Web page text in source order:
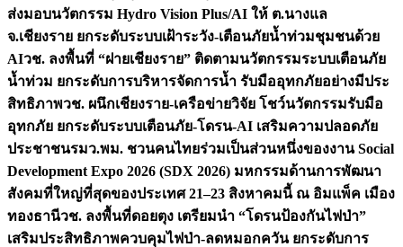
ส่งมอบนวัตกรรม Hydro Vision Plus/AI ให้ ต.นางแล
จ.เชียงราย ยกระดับระบบเฝ้าระวัง-เตือนภัยน้ำท่วมชุมชนด้วย
AIวช. ลงพื้นที่ “ฝายเชียงราย” ติดตามนวัตกรรมระบบเตือนภัย
น้ำท่วม ยกระดับการบริหารจัดการน้ำ รับมืออุทกภัยอย่างมีประ
สิทธิภาพวช. ผนึกเชียงราย-เครือข่ายวิจัย โชว์นวัตกรรมรับมือ
อุทกภัย ยกระดับระบบเตือนภัย-โดรน-AI เสริมความปลอดภัย
ประชาชนรมว.พม. ชวนคนไทยร่วมเป็นส่วนหนึ่งของงาน Social
Development Expo 2026 (SDX 2026) มหกรรมด้านการพัฒนา
สังคมที่ใหญ่ที่สุดของประเทศ 21–23 สิงหาคมนี้ ณ อิมแพ็ค เมือง
ทองธานีวช. ลงพื้นที่ดอยตุง เตรียมนำ “โดรนป้องกันไฟป่า”
เสริมประสิทธิภาพควบคุมไฟป่า-ลดหมอกควัน ยกระดับการ